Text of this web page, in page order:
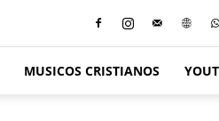
MUSICOS CRISTIANOS